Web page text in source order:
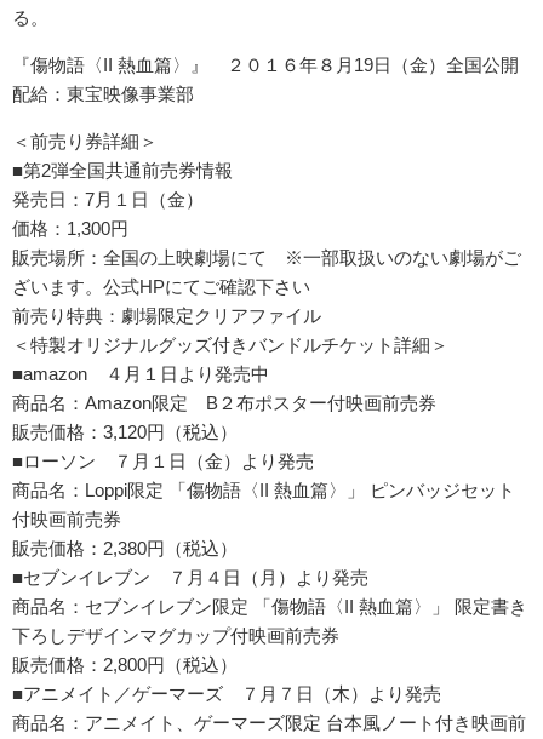
る。
『傷物語〈II 熱血篇〉』 ２０１６年８月19日（金）全国公開
配給：東宝映像事業部
＜前売り券詳細＞
■第2弾全国共通前売券情報
発売日：7月１日（金）
価格：1,300円
販売場所：全国の上映劇場にて ※一部取扱いのない劇場がご
ざいます。公式HPにてご確認下さい
前売り特典：劇場限定クリアファイル
＜特製オリジナルグッズ付きバンドルチケット詳細＞
■amazon ４月１日より発売中
商品名：Amazon限定 B２布ポスター付映画前売券
販売価格：3,120円（税込）
■ローソン ７月１日（金）より発売
商品名：Loppi限定 「傷物語〈II 熱血篇〉」 ピンバッジセット
付映画前売券
販売価格：2,380円（税込）
■セブンイレブン ７月４日（月）より発売
商品名：セブンイレブン限定 「傷物語〈II 熱血篇〉」 限定書き
下ろしデザインマグカップ付映画前売券
販売価格：2,800円（税込）
■アニメイト／ゲーマーズ ７月７日（木）より発売
商品名：アニメイト、ゲーマーズ限定 台本風ノート付き映画前